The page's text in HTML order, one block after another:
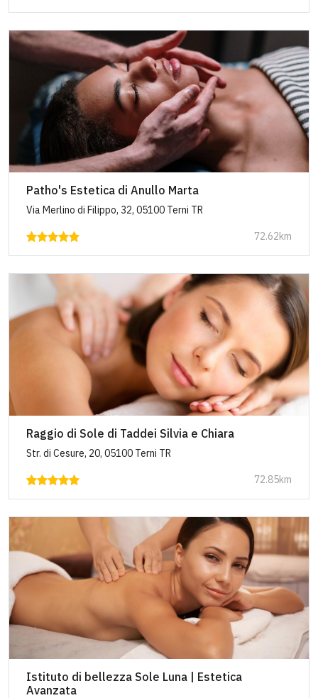
Patho's Estetica di Anullo Marta
Via Merlino di Filippo, 32, 05100 Terni TR
72.62km
Raggio di Sole di Taddei Silvia e Chiara
Str. di Cesure, 20, 05100 Terni TR
72.85km
Istituto di bellezza Sole Luna | Estetica
Avanzata